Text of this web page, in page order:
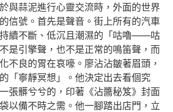
與蒜泥進行心靈交流時，外面的世界
信號。首先是聲音。街上所有的汽車
續不斷、低沉且潮濕的「咕嚕——咕
引擎聲，也不是正常的鳴笛聲，而
不良的胃在哀嚎。廖沾沾皺著眉頭，
「寧靜冥想」。他決定出去看個究
張髒兮兮的，印著《沾醬秘笈》封面
以備不時之需。他一腳踏出店門，立